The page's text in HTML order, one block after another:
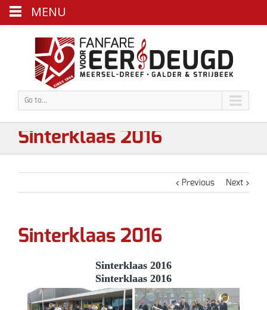
Go to...
Sinterklaas 2016
Previous Next
Sinterklaas 2016
Sinterklaas 2016
Sinterklaas 2016
MENU